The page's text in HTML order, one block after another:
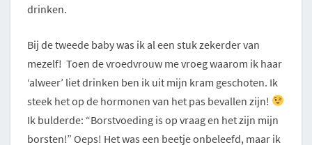
drinken.
Bij de tweede baby was ik al een stuk zekerder van
mezelf! Toen de vroedvrouw me vroeg waarom ik haar
‘alweer’ liet drinken ben ik uit mijn kram geschoten. Ik
steek het op de hormonen van het pas bevallen zijn!
Ik bulderde: “Borstvoeding is op vraag en het zijn mijn
borsten!” Oeps! Het was een beetje onbeleefd, maar ik